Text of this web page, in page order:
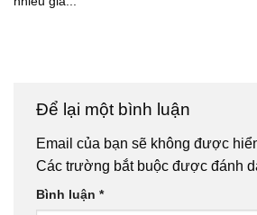
Để lại một bình luận
Email của bạn sẽ không được
Các trường bắt buộc được đánh
Bình luận *